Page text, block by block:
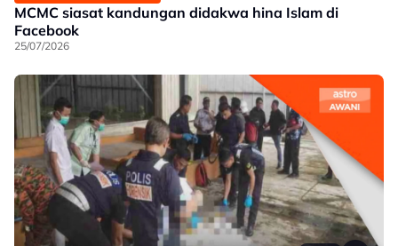
MCMC siasat kandungan didakwa hina Islam di
Facebook
25/07/2026